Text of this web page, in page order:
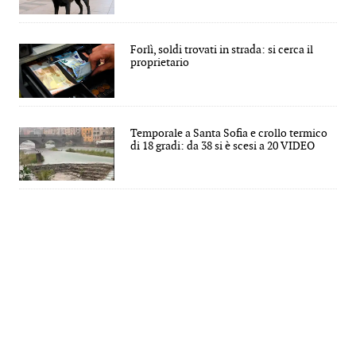
Forlì, soldi trovati in strada: si cerca il
proprietario
Temporale a Santa Sofia e crollo termico
di 18 gradi: da 38 si è scesi a 20 VIDEO